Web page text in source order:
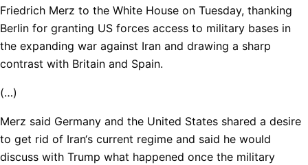
Friedrich Merz to the White House on Tuesday, thanking
Berlin for granting US forces access to military bases in
the expanding war against Iran and drawing a sharp
contrast with Britain and Spain.
(…)
Merz said Germany and the United States shared a desire
to get rid of Iran‘s ⁠current regime and said he would
discuss with Trump what happened once the military